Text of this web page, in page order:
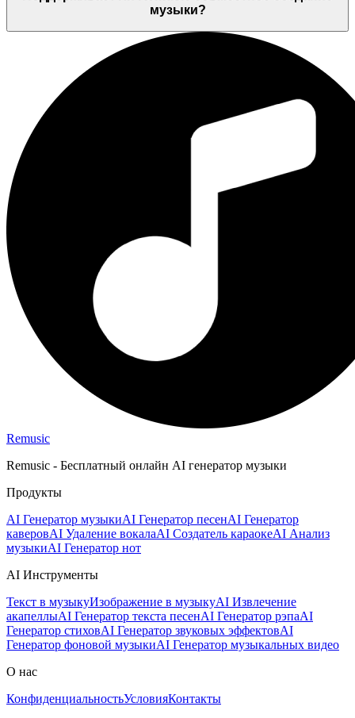
музыки?
Remusic
Remusic - Бесплатный онлайн AI генератор музыки
Продукты
AI Генератор музыкиAI Генератор песенAI Генератор
каверовAI Удаление вокалаAI Создатель караокеAI Анализ
музыкиAI Генератор нот
AI Инструменты
Текст в музыкуИзображение в музыкуAI Извлечение
акапеллыAI Генератор текста песенAI Генератор рэпаAI
Генератор стиховAI Генератор звуковых эффектовAI
Генератор фоновой музыкиAI Генератор музыкальных видео
О нас
КонфиденциальностьУсловияКонтакты